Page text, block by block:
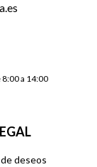
a 14:00
deseos